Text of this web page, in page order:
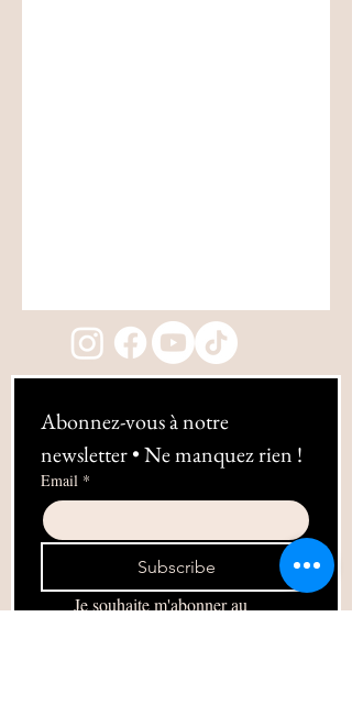
Abonnez-vous à notre
newsletter • Ne manquez rien !
Email *
Subscribe
Je souhaite m'abonner au